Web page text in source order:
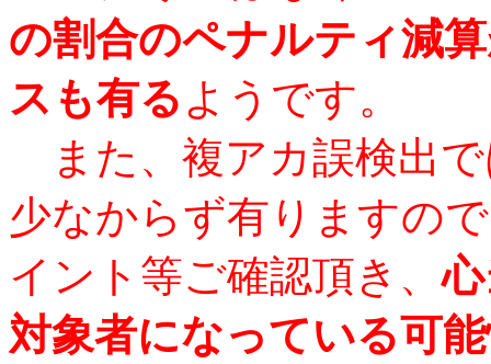
の割合のペナルティ減
スも有る ようです。
また、複アカ誤検出
少なからず有りますの
イント等ご確認頂き、
対象者になっている可